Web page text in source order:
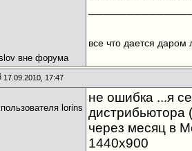
все что дается даром
17.09.2010, 17:47
не ошибка ...я
дистрибьютора
через месяц в
1440х900